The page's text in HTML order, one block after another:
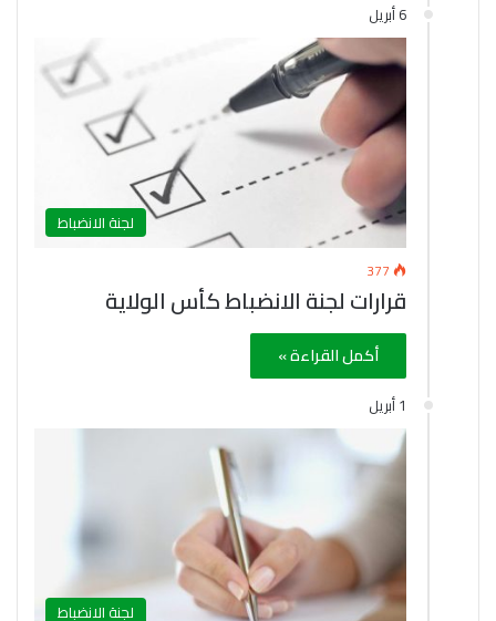
6 أبريل
لجنة الانضباط
377
قرارات لجنة الانضباط كأس الولاية
أكمل القراءة »
1 أبريل
لجنة الانضباط